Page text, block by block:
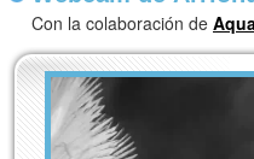
Con la colaboración de